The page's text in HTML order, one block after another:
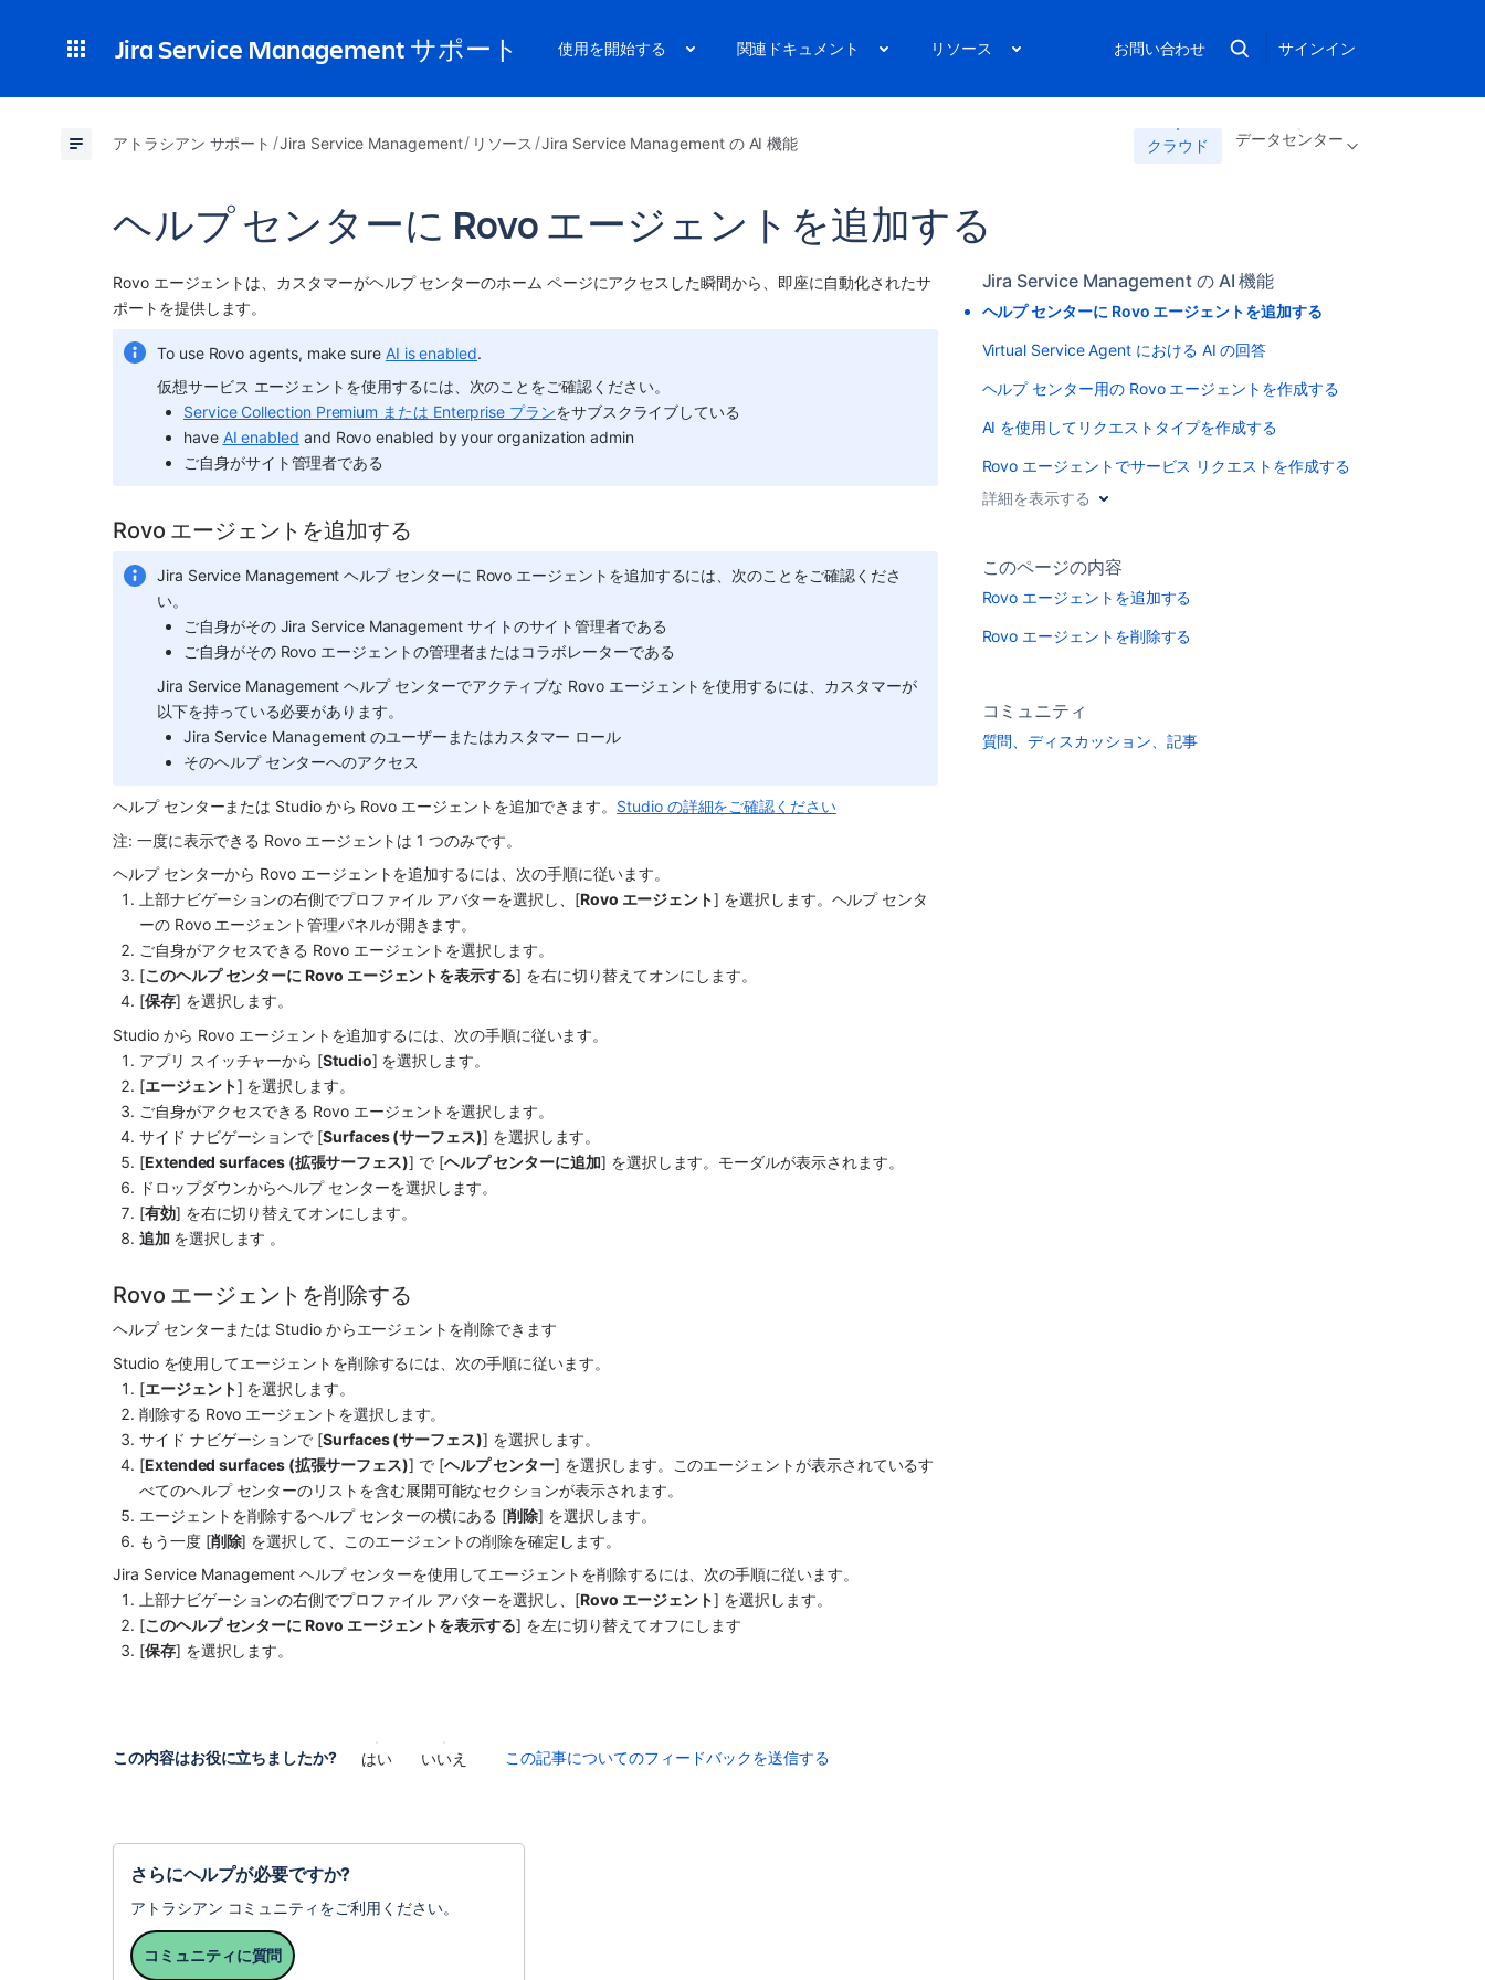
Jira Service Management サポート 使用を開始する 関連ドキュメント リソース お問い合わせ サインイン
アトラシアン サポート Jira Service Management リソース Jira Service Management の AI 機能 クラウド データセンター
ヘルプ センターに Rovo エージェントを追加する
Rovo エージェントは、カスタマーがヘルプ センターのホーム ページにアクセスした瞬間から、即座に自動化されたサ
ポートを提供します。
To use Rovo agents, make sure AI is enabled.
仮想サービス エージェントを使用するには、次のことをご確認ください。
Service Collection Premium または Enterprise プランをサブスクライブしている
have AI enabled and Rovo enabled by your organization admin
ご自身がサイト管理者である
Rovo エージェントを追加する
Jira Service Management ヘルプ センターに Rovo エージェントを追加するには、次のことをご確認くださ
い。
ご自身がその Jira Service Management サイトのサイト管理者である
ご自身がその Rovo エージェントの管理者またはコラボレーターである
Jira Service Management ヘルプ センターでアクティブな Rovo エージェントを使用するには、カスタマーが
以下を持っている必要があります。
Jira Service Management のユーザーまたはカスタマー ロール
そのヘルプ センターへのアクセス
ヘルプ センターまたは Studio から Rovo エージェントを追加できます。 Studio の詳細をご確認ください
注: 一度に表示できる Rovo エージェントは 1 つのみです。
ヘルプ センターから Rovo エージェントを追加するには、次の手順に従います。
上部ナビゲーションの右側でプロファイル アバターを選択し、[Rovo エージェント] を選択します。ヘルプ センタ
ーの Rovo エージェント管理パネルが開きます。
ご自身がアクセスできる Rovo エージェントを選択します。
[このヘルプ センターに Rovo エージェントを表示する] を右に切り替えてオンにします。
[保存] を選択します。
Studio から Rovo エージェントを追加するには、次の手順に従います。
アプリ スイッチャーから [Studio] を選択します。
[エージェント] を選択します。
ご自身がアクセスできる Rovo エージェントを選択します。
サイド ナビゲーションで [Surfaces (サーフェス)] を選択します。
[Extended surfaces (拡張サーフェス)] で [ヘルプ センターに追加] を選択します。モーダルが表示されます。
ドロップダウンからヘルプ センターを選択します。
[有効] を右に切り替えてオンにします。
追加 を選択します 。
Rovo エージェントを削除する
ヘルプ センターまたは Studio からエージェントを削除できます
Studio を使用してエージェントを削除するには、次の手順に従います。
[エージェント] を選択します。
削除する Rovo エージェントを選択します。
サイド ナビゲーションで [Surfaces (サーフェス)] を選択します。
[Extended surfaces (拡張サーフェス)] で [ヘルプ センター] を選択します。このエージェントが表示されているす
べてのヘルプ センターのリストを含む展開可能なセクションが表示されます。
エージェントを削除するヘルプ センターの横にある [削除] を選択します。
もう一度 [削除] を選択して、このエージェントの削除を確定します。
Jira Service Management ヘルプ センターを使用してエージェントを削除するには、次の手順に従います。
上部ナビゲーションの右側でプロファイル アバターを選択し、[Rovo エージェント] を選択します。
[このヘルプ センターに Rovo エージェントを表示する] を左に切り替えてオフにします
[保存] を選択します。
この内容はお役に立ちましたか? はい いいえ この記事についてのフィードバックを送信する
さらにヘルプが必要ですか?
アトラシアン コミュニティをご利用ください。
コミュニティに質問
Jira Service Management の AI 機能
ヘルプ センターに Rovo エージェントを追加する
Virtual Service Agent における AI の回答
ヘルプ センター用の Rovo エージェントを作成する
AI を使用してリクエストタイプを作成する
Rovo エージェントでサービス リクエストを作成する
詳細を表示する
このページの内容
Rovo エージェントを追加する
Rovo エージェントを削除する
コミュニティ
質問、ディスカッション、記事